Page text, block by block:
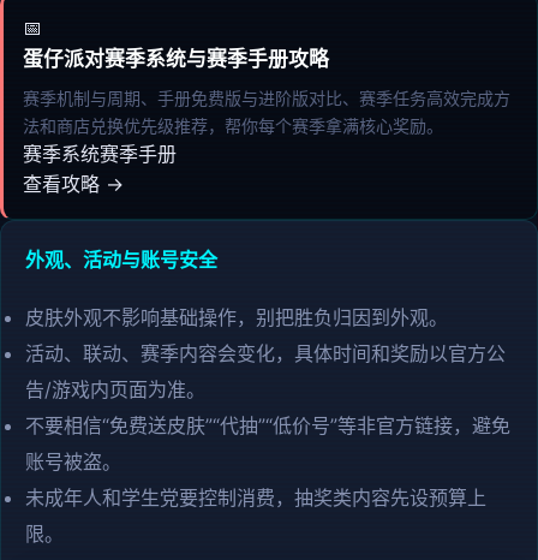
📅
蛋仔派对赛季系统与赛季手册攻略
赛季机制与周期、手册免费版与进阶版对比、赛季任务高效完成方
法和商店兑换优先级推荐，帮你每个赛季拿满核心奖励。
赛季系统赛季手册
查看攻略 →
外观、活动与账号安全
皮肤外观不影响基础操作，别把胜负归因到外观。
活动、联动、赛季内容会变化，具体时间和奖励以官方公
告/游戏内页面为准。
不要相信“免费送皮肤”“代抽”“低价号”等非官方链接，避免
账号被盗。
未成年人和学生党要控制消费，抽奖类内容先设预算上
限。